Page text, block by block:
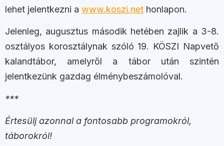
lehet jelentkezni a www.koszi.net honlapon.
Jelenleg, augusztus második hetében zajlik a 3-8.
osztályos korosztálynak szóló 19. KÖSZI Napvető
kalandtábor, amelyről a tábor után szintén
jelentkezünk gazdag élménybeszámolóval.
***
Értesülj azonnal a fontosabb programokról,
táborokról!